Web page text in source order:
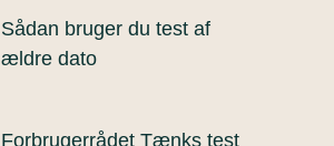
Sådan bruger du test af
ældre dato
Forbrugerrådet Tænks test